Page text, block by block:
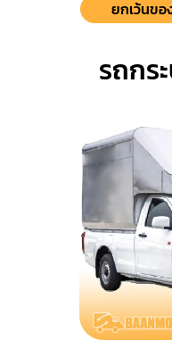
ยกเว้นข
รถกร